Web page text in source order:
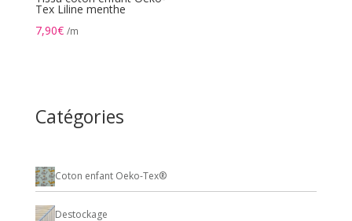
Catégories
Coton enfant Oeko-Tex®
Destockage
Tex Liline menthe
7,90€ /m